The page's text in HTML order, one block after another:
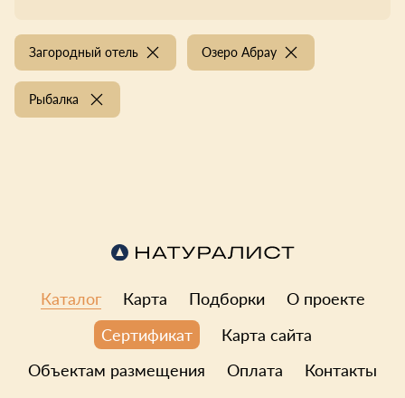
Загородный отель Озеро Абрау
Рыбалка
Каталог Карта Подборки
О проекте
Сертификат
Карта сайта
Объектам размещения
Оплата Контакты